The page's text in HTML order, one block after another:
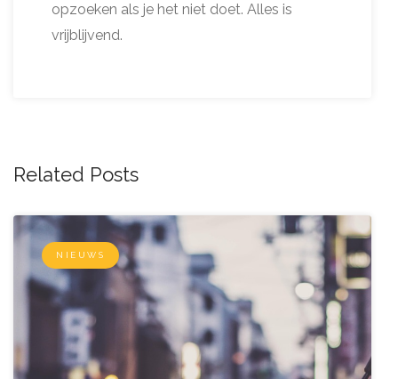
opzoeken als je het niet doet. Alles is
vrijblijvend.
Related Posts
NIEUWS